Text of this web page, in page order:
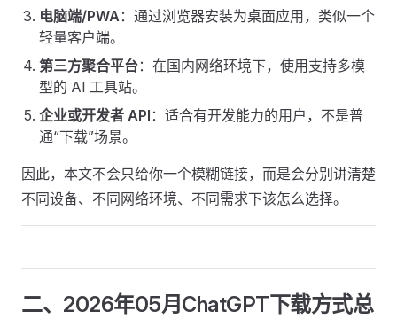
电脑端/PWA：通过浏览器安装为桌面应用，类似一个
轻量客户端。
第三方聚合平台：在国内网络环境下，使用支持多模
型的 AI 工具站。
企业或开发者 API ：适合有开发能力的用户，不是普
通“下载”场景。
因此，本文不会只给你一个模糊链接，而是会分别讲清楚
不同设备、不同网络环境、不同需求下该怎么选择。
二、2026年05月ChatGPT下载方式总